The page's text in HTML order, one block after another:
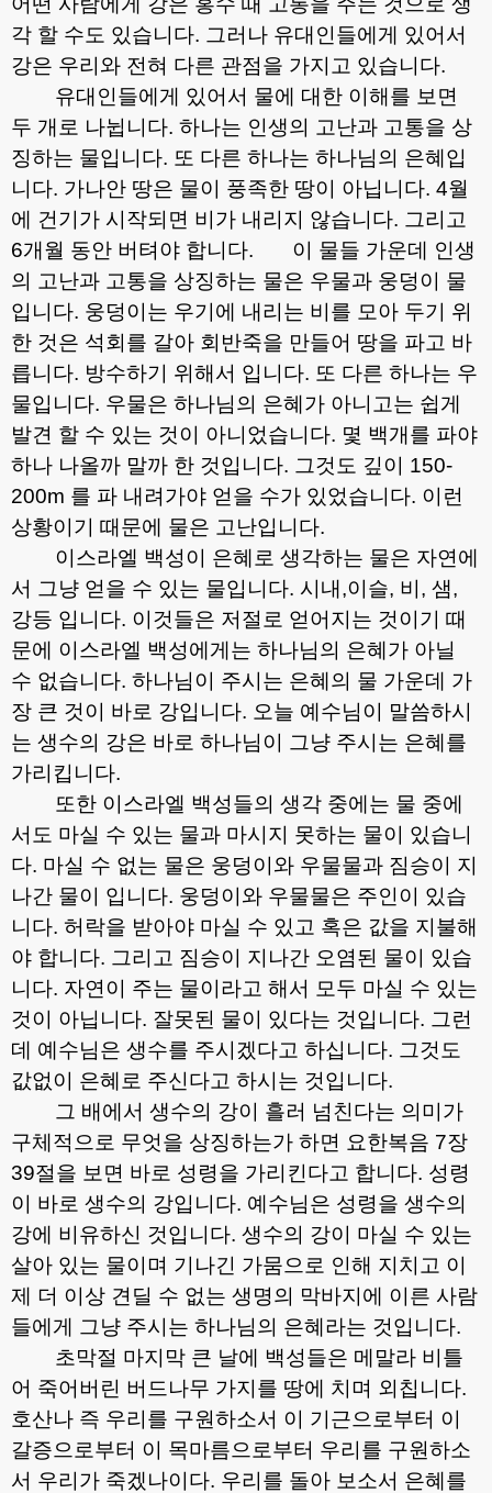
각 할 수도 있습니다. 그러나 유대인들에게 있어서
강은 우리와 전혀 다른 관점을 가지고 있습니다.
유대인들에게 있어서 물에 대한 이해를 보면
두 개로 나뉩니다. 하나는 인생의 고난과 고통을 상
징하는 물입니다. 또 다른 하나는 하나님의 은혜입
니다. 가나안 땅은 물이 풍족한 땅이 아닙니다. 4월
에 건기가 시작되면 비가 내리지 않습니다. 그리고
6개월 동안 버텨야 합니다.
이 물들 가운데 인생
의 고난과 고통을 상징하는 물은 우물과 웅덩이 물
입니다. 웅덩이는 우기에 내리는 비를 모아 두기 위
한 것은 석회를 갈아 회반죽을 만들어 땅을 파고 바
릅니다. 방수하기 위해서 입니다. 또 다른 하나는 우
물입니다. 우물은 하나님의 은혜가 아니고는 쉽게
발견 할 수 있는 것이 아니었습니다. 몇 백개를 파야
하나 나올까 말까 한 것입니다. 그것도 깊이
150-
200m 를 파 내려가야 얻을 수가 있었습니다. 이런
상황이기 때문에 물은 고난입니다.
이스라엘 백성이 은혜로 생각하는 물은 자연에
서 그냥 얻을 수 있는 물입니다. 시내 ,이슬, 비 , 샘,
강등 입니다. 이것들은 저절로 얻어지는 것이기 때
문에 이스라엘 백성에게는 하나님의 은혜가 아닐
수 없습니다. 하나님이 주시는 은혜의 물 가운데 가
장 큰 것이 바로 강입니다. 오늘 예수님이 말씀하시
는 생수의 강은 바로 하나님이 그냥 주시는 은혜를
가리킵니다.
또한 이스라엘 백성들의 생각 중에는 물 중에
서도 마실 수 있는 물과 마시지 못하는 물이 있습니
다. 마실 수 없는 물은 웅덩이와 우물물과 짐승이 지
나간 물이 입니다. 웅덩이와 우물물은 주인이 있습
니다. 허락을 받아야 마실 수 있고 혹은 값을 지불해
야 합니다. 그리고 짐승이 지나간 오염된 물이 있습
니다. 자연이 주는 물이라고 해서 모두 마실 수 있는
것이 아닙니다. 잘못된 물이 있다는 것입니다. 그런
데 예수님은 생수를 주시겠다고 하십니다. 그것도
값없이 은혜로 주신다고 하시는 것입니다.
그 배에서 생수의 강이 흘러 넘친다는 의미가
구체적으로 무엇을 상징하는가 하면 요한복음 7장
39절을 보면 바로 성령을 가리킨다고 합니다. 성령
이 바로 생수의 강입니다. 예수님은 성령을 생수의
강에 비유하신 것입니다. 생수의 강이 마실 수 있는
살아 있는 물이며 기나긴 가뭄으로 인해 지치고 이
제 더 이상 견딜 수 없는 생명의 막바지에 이른 사람
들에게 그냥 주시는 하나님의 은혜라는 것입니다.
초막절 마지막 큰 날에 백성들은 메말라 비틀
어 죽어버린 버드나무 가지를 땅에 치며 외칩니다.
호산나 즉 우리를 구원하소서 이 기근으로부터 이
갈증으로부터 이 목마름으로부터 우리를 구원하소
서 우리가 죽겠나이다. 우리를 돌아 보소서 은혜를